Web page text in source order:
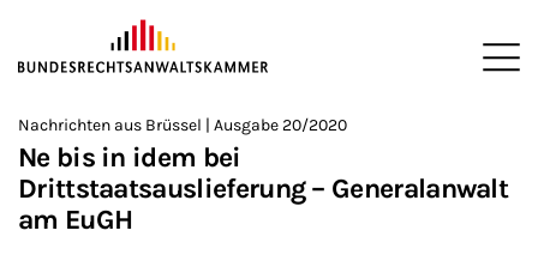
ZUM HAUPTINHALT SPRINGEN
Sie befinden sich hier:
>
Startseite
>
Newsroom
>
Newsletter
>
Nachrichten aus Brüssel
Nachrichten aus Brüssel | Ausgabe 20/2020
Ne bis in idem bei
Drittstaatsauslieferung – Generalanwalt
am EuGH